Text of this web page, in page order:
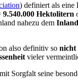
) definiert als eine
9.540.000 Hektolitern
nahezu dem
also definitiv so nicht
vieler
Sorgfalt seine